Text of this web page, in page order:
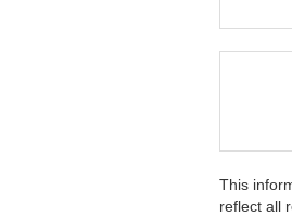
This
reflect all